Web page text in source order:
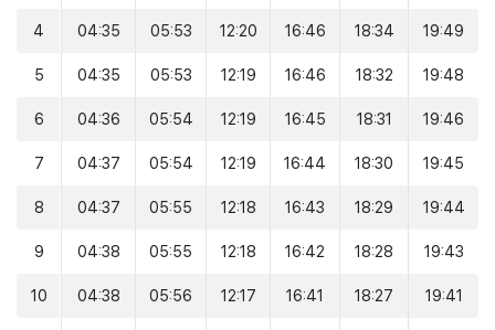
4 04:35 05:53 12:20 16:46 18:34 19:49
5 04:35 05:53 12:19 16:46 18:32 19:48
6 04:36 05:54 12:19 16:45 18:31 19:46
7 04:37 05:54 12:19 16:44 18:30 19:45
8 04:37 05:55 12:18 16:43 18:29 19:44
9 04:38 05:55 12:18 16:42 18:28 19:43
10 04:38 05:56 12:17 16:41 18:27 19:41